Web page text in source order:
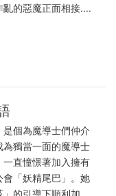
的惡魔正面相接....
個為魔導士們仲介
獨當一面的魔導士
直憧憬著加入擁有
「妖精尾巴」。她